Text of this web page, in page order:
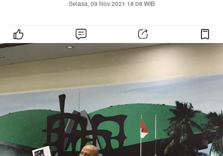
Selasa, 09 Nov 2021 18:08 WIB